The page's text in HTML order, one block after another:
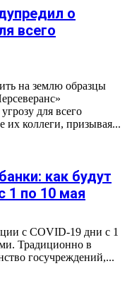
о
всего
на землю образцы
для всего
их коллеги, призывая...
как будут
1 по 10 мая
с COVID-19 дни с 1
Традиционно в
госучреждений,...